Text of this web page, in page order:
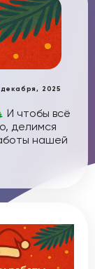
2025
И чтобы всё
делимся
нашей